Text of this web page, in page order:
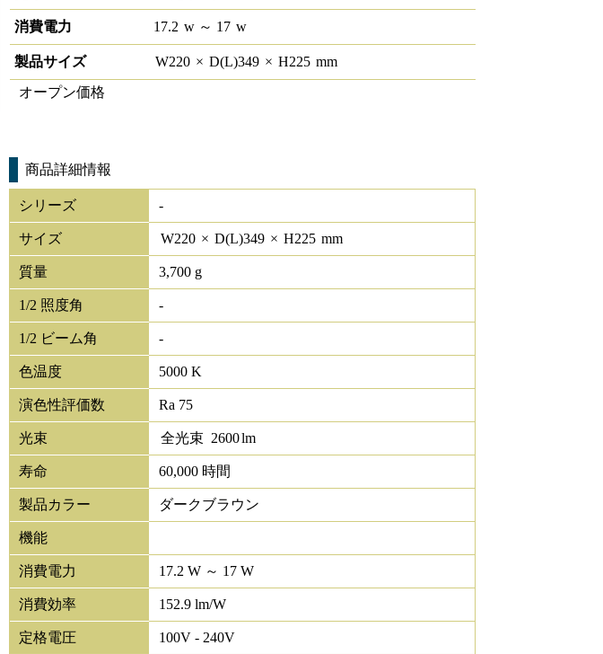
消費電力 17.2 w ～ 17 w
製品サイズ W220 × D(L)349 × H225 mm
オープン価格
商品詳細情報
シリーズ -
サイズ W220 × D(L)349 × H225 mm
質量 3,700 g
1/2 照度角 -
1/2 ビーム角 -
色温度 5000 K
演色性評価数 Ra 75
光束 全光束 2600lm
寿命 60,000 時間
製品カラー ダークブラウン
機能
消費電力 17.2 W ～ 17 W
消費効率 152.9 lm/W
定格電圧 100V - 240V